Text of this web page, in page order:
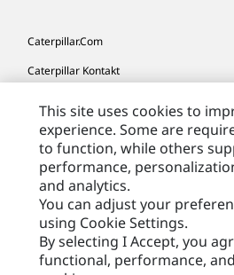
Caterpillar.com
Caterpillar Kontakt
Moje Preferencje Marketingowe
Site Map
Cookie Settings
Legal
Privacy
This site uses cookies to
experience. Some are
to function, while others
performance,
and analytics.
You can adjust your
using Cookie Settings.
By selecting I Accept, you
functional, performance,